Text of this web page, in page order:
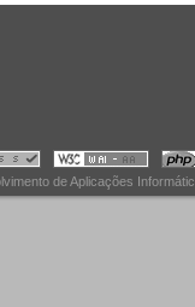
de Aplicações